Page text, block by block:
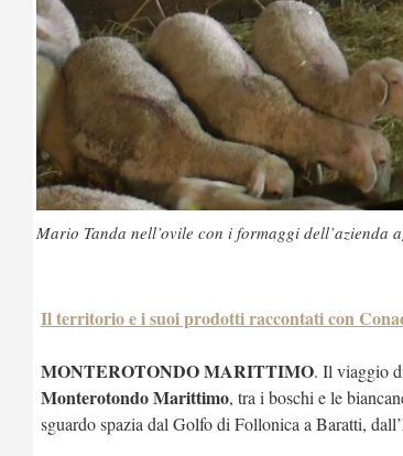
Mario Tanda nell’ovile con i formaggi dell’azienda
Il territorio e i suoi prodotti raccontati con
MONTEROTONDO MARITTIMO. Il viaggio
Monterotondo Marittimo, tra i boschi e le
sguardo spazia dal Golfo di Follonica a Baratti,